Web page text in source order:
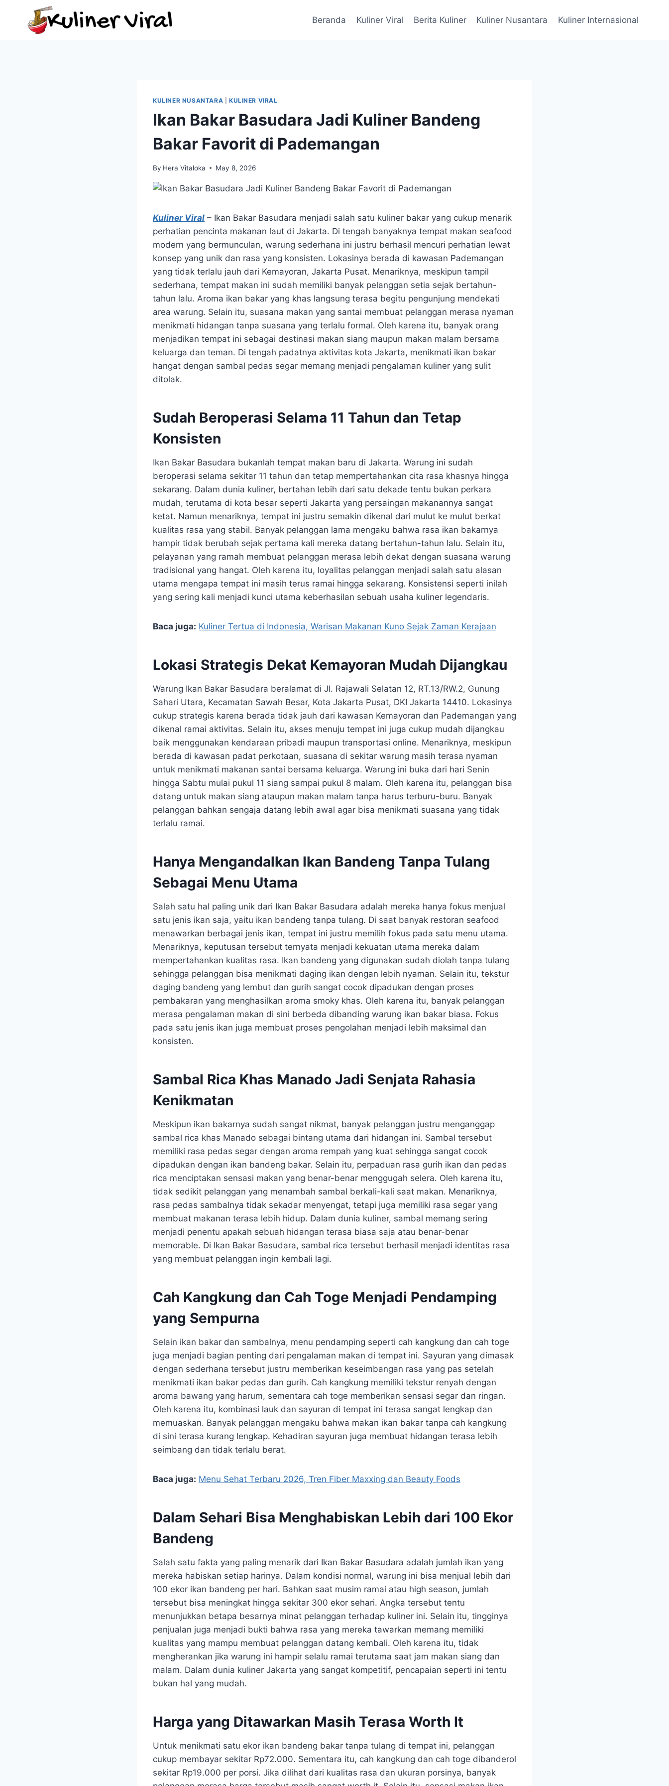
Beranda Kuliner Viral Berita Kuliner Kuliner Nusantara Kuliner Internasional
KULINER NUSANTARA KULINER VIRAL
Ikan Bakar Basudara Jadi Kuliner Bandeng
Bakar Favorit di Pademangan
By Hera Vitaloka May 8, 2026
Kuliner Viral – Ikan Bakar Basudara menjadi salah satu kuliner bakar yang cukup menarik
perhatian pencinta makanan laut di Jakarta. Di tengah banyaknya tempat makan seafood
modern yang bermunculan, warung sederhana ini justru berhasil mencuri perhatian lewat
konsep yang unik dan rasa yang konsisten. Lokasinya berada di kawasan Pademangan
yang tidak terlalu jauh dari Kemayoran, Jakarta Pusat. Menariknya, meskipun tampil
sederhana, tempat makan ini sudah memiliki banyak pelanggan setia sejak bertahun-
tahun lalu. Aroma ikan bakar yang khas langsung terasa begitu pengunjung mendekati
area warung. Selain itu, suasana makan yang santai membuat pelanggan merasa nyaman
menikmati hidangan tanpa suasana yang terlalu formal. Oleh karena itu, banyak orang
menjadikan tempat ini sebagai destinasi makan siang maupun makan malam bersama
keluarga dan teman. Di tengah padatnya aktivitas kota Jakarta, menikmati ikan bakar
hangat dengan sambal pedas segar memang menjadi pengalaman kuliner yang sulit
ditolak.
Sudah Beroperasi Selama 11 Tahun dan Tetap
Konsisten
Ikan Bakar Basudara bukanlah tempat makan baru di Jakarta. Warung ini sudah
beroperasi selama sekitar 11 tahun dan tetap mempertahankan cita rasa khasnya hingga
sekarang. Dalam dunia kuliner, bertahan lebih dari satu dekade tentu bukan perkara
mudah, terutama di kota besar seperti Jakarta yang persaingan makanannya sangat
ketat. Namun menariknya, tempat ini justru semakin dikenal dari mulut ke mulut berkat
kualitas rasa yang stabil. Banyak pelanggan lama mengaku bahwa rasa ikan bakarnya
hampir tidak berubah sejak pertama kali mereka datang bertahun-tahun lalu. Selain itu,
pelayanan yang ramah membuat pelanggan merasa lebih dekat dengan suasana warung
tradisional yang hangat. Oleh karena itu, loyalitas pelanggan menjadi salah satu alasan
utama mengapa tempat ini masih terus ramai hingga sekarang. Konsistensi seperti inilah
yang sering kali menjadi kunci utama keberhasilan sebuah usaha kuliner legendaris.
Baca juga: Kuliner Tertua di Indonesia, Warisan Makanan Kuno Sejak Zaman Kerajaan
Lokasi Strategis Dekat Kemayoran Mudah Dijangkau
Warung Ikan Bakar Basudara beralamat di Jl. Rajawali Selatan 12, RT.13/RW.2, Gunung
Sahari Utara, Kecamatan Sawah Besar, Kota Jakarta Pusat, DKI Jakarta 14410. Lokasinya
cukup strategis karena berada tidak jauh dari kawasan Kemayoran dan Pademangan yang
dikenal ramai aktivitas. Selain itu, akses menuju tempat ini juga cukup mudah dijangkau
baik menggunakan kendaraan pribadi maupun transportasi online. Menariknya, meskipun
berada di kawasan padat perkotaan, suasana di sekitar warung masih terasa nyaman
untuk menikmati makanan santai bersama keluarga. Warung ini buka dari hari Senin
hingga Sabtu mulai pukul 11 siang sampai pukul 8 malam. Oleh karena itu, pelanggan bisa
datang untuk makan siang ataupun makan malam tanpa harus terburu-buru. Banyak
pelanggan bahkan sengaja datang lebih awal agar bisa menikmati suasana yang tidak
terlalu ramai.
Hanya Mengandalkan Ikan Bandeng Tanpa Tulang
Sebagai Menu Utama
Salah satu hal paling unik dari Ikan Bakar Basudara adalah mereka hanya fokus menjual
satu jenis ikan saja, yaitu ikan bandeng tanpa tulang. Di saat banyak restoran seafood
menawarkan berbagai jenis ikan, tempat ini justru memilih fokus pada satu menu utama.
Menariknya, keputusan tersebut ternyata menjadi kekuatan utama mereka dalam
mempertahankan kualitas rasa. Ikan bandeng yang digunakan sudah diolah tanpa tulang
sehingga pelanggan bisa menikmati daging ikan dengan lebih nyaman. Selain itu, tekstur
daging bandeng yang lembut dan gurih sangat cocok dipadukan dengan proses
pembakaran yang menghasilkan aroma smoky khas. Oleh karena itu, banyak pelanggan
merasa pengalaman makan di sini berbeda dibanding warung ikan bakar biasa. Fokus
pada satu jenis ikan juga membuat proses pengolahan menjadi lebih maksimal dan
konsisten.
Sambal Rica Khas Manado Jadi Senjata Rahasia
Kenikmatan
Meskipun ikan bakarnya sudah sangat nikmat, banyak pelanggan justru menganggap
sambal rica khas Manado sebagai bintang utama dari hidangan ini. Sambal tersebut
memiliki rasa pedas segar dengan aroma rempah yang kuat sehingga sangat cocok
dipadukan dengan ikan bandeng bakar. Selain itu, perpaduan rasa gurih ikan dan pedas
rica menciptakan sensasi makan yang benar-benar menggugah selera. Oleh karena itu,
tidak sedikit pelanggan yang menambah sambal berkali-kali saat makan. Menariknya,
rasa pedas sambalnya tidak sekadar menyengat, tetapi juga memiliki rasa segar yang
membuat makanan terasa lebih hidup. Dalam dunia kuliner, sambal memang sering
menjadi penentu apakah sebuah hidangan terasa biasa saja atau benar-benar
memorable. Di Ikan Bakar Basudara, sambal rica tersebut berhasil menjadi identitas rasa
yang membuat pelanggan ingin kembali lagi.
Cah Kangkung dan Cah Toge Menjadi Pendamping
yang Sempurna
Selain ikan bakar dan sambalnya, menu pendamping seperti cah kangkung dan cah toge
juga menjadi bagian penting dari pengalaman makan di tempat ini. Sayuran yang dimasak
dengan sederhana tersebut justru memberikan keseimbangan rasa yang pas setelah
menikmati ikan bakar pedas dan gurih. Cah kangkung memiliki tekstur renyah dengan
aroma bawang yang harum, sementara cah toge memberikan sensasi segar dan ringan.
Oleh karena itu, kombinasi lauk dan sayuran di tempat ini terasa sangat lengkap dan
memuaskan. Banyak pelanggan mengaku bahwa makan ikan bakar tanpa cah kangkung
di sini terasa kurang lengkap. Kehadiran sayuran juga membuat hidangan terasa lebih
seimbang dan tidak terlalu berat.
Baca juga: Menu Sehat Terbaru 2026, Tren Fiber Maxxing dan Beauty Foods
Dalam Sehari Bisa Menghabiskan Lebih dari 100 Ekor
Bandeng
Salah satu fakta yang paling menarik dari Ikan Bakar Basudara adalah jumlah ikan yang
mereka habiskan setiap harinya. Dalam kondisi normal, warung ini bisa menjual lebih dari
100 ekor ikan bandeng per hari. Bahkan saat musim ramai atau high season, jumlah
tersebut bisa meningkat hingga sekitar 300 ekor sehari. Angka tersebut tentu
menunjukkan betapa besarnya minat pelanggan terhadap kuliner ini. Selain itu, tingginya
penjualan juga menjadi bukti bahwa rasa yang mereka tawarkan memang memiliki
kualitas yang mampu membuat pelanggan datang kembali. Oleh karena itu, tidak
mengherankan jika warung ini hampir selalu ramai terutama saat jam makan siang dan
malam. Dalam dunia kuliner Jakarta yang sangat kompetitif, pencapaian seperti ini tentu
bukan hal yang mudah.
Harga yang Ditawarkan Masih Terasa Worth It
Untuk menikmati satu ekor ikan bandeng bakar tanpa tulang di tempat ini, pelanggan
cukup membayar sekitar Rp72.000. Sementara itu, cah kangkung dan cah toge dibanderol
sekitar Rp19.000 per porsi. Jika dilihat dari kualitas rasa dan ukuran porsinya, banyak